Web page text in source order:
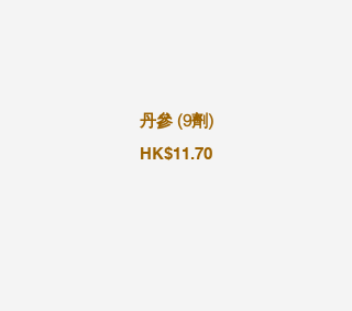
丹參 (9劑)
HK$11.70